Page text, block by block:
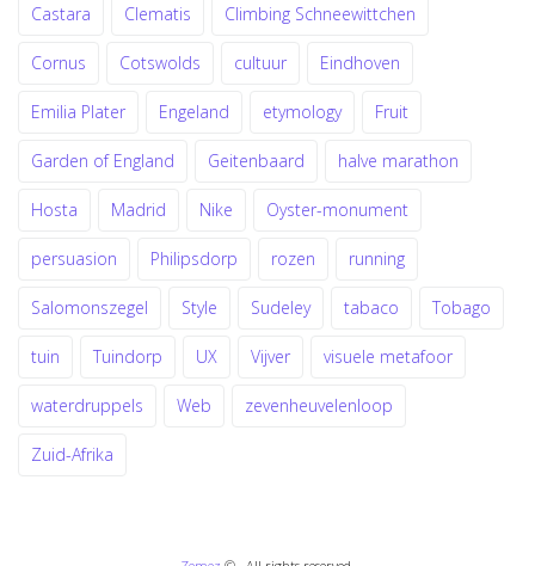
Castara Clematis Climbing Schneewittchen
Cornus Cotswolds cultuur Eindhoven
Emilia Plater Engeland etymology Fruit
Garden of England Geitenbaard halve marathon
Hosta Madrid Nike Oyster-monument
persuasion Philipsdorp rozen running
Salomonszegel Style Sudeley tabaco Tobago
tuin Tuindorp UX Vijver visuele metafoor
waterdruppels Web zevenheuvelenloop
Zuid-Afrika